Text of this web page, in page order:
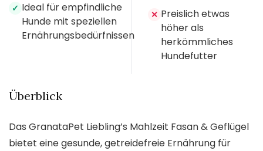
✓ Ideal für empfindliche
Hunde mit speziellen
Ernährungsbedürfnissen
✕ Preislich etwas
höher als
herkömmliches
Hundefutter
Überblick
Das GranataPet Liebling’s Mahlzeit Fasan & Geflügel
bietet eine gesunde, getreidefreie Ernährung für